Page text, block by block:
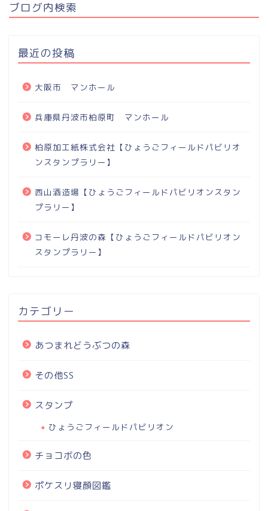
ブログ内検索
最近の投稿
大阪市 マンホール
兵庫県丹波市柏原町 マンホール
柏原加工紙株式会社【ひょうごフィールドパビリオ
ンスタンプラリー】
西山酒造場【ひょうごフィールドパビリオンスタン
プラリー】
コモーレ丹波の森【ひょうごフィールドパビリオン
スタンプラリー】
カテゴリー
あつまれどうぶつの森
その他SS
スタンプ
ひょうごフィールドパビリオン
チョコボの色
ポケスリ寝顔図鑑